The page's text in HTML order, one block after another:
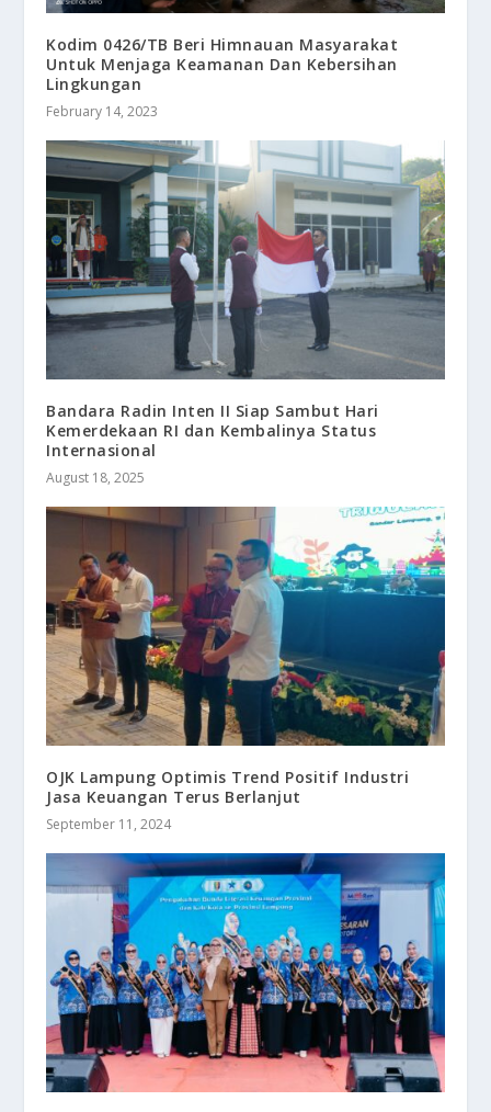
Kodim 0426/TB Beri Himnauan Masyarakat
Untuk Menjaga Keamanan Dan Kebersihan
Lingkungan
February 14, 2023
Bandara Radin Inten II Siap Sambut Hari
Kemerdekaan RI dan Kembalinya Status
Internasional
August 18, 2025
OJK Lampung Optimis Trend Positif Industri
Jasa Keuangan Terus Berlanjut
September 11, 2024